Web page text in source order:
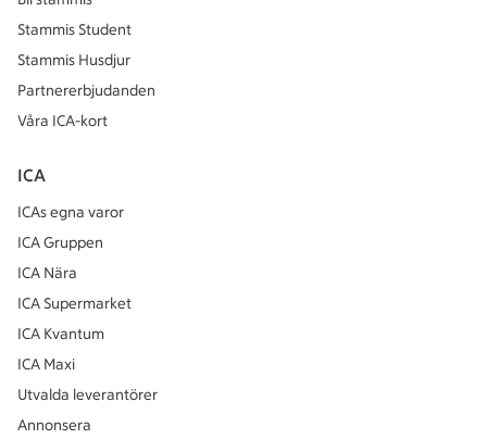
Stammis Student
Stammis Husdjur
Partnererbjudanden
Våra ICA-kort
ICA
ICAs egna varor
ICA Gruppen
ICA Nära
ICA Supermarket
ICA Kvantum
ICA Maxi
Utvalda leverantörer
Annonsera